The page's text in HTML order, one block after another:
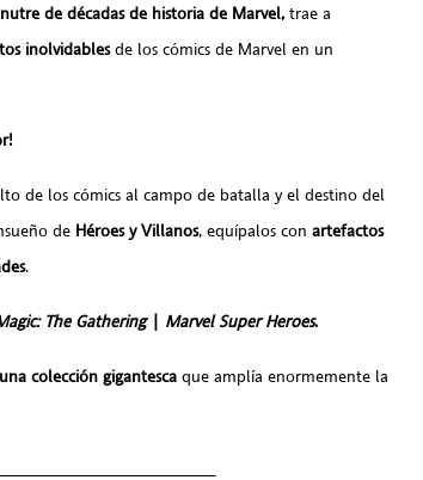
de décadas de historia de Marvel,trae a
inolvidablesde los cómics de Marvel en un
de los cómics al campo de batalla y el destino del
de Héroes y Villanos, equípalos conartefactos
.
The Gathering| Marvel Super Heroes.
colección gigantesca que amplía enormemente la